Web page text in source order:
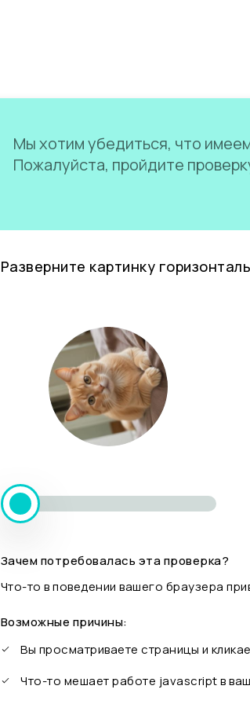
Мы хотим убедиться, что
Пожалуйста, пройдите
Разверните картинку
Зачем потребовалась эта проверка?
Что-то в поведении вашего браузера
Возможные причины:
Вы просматриваете страницы и
Что-то мешает работе javascript в